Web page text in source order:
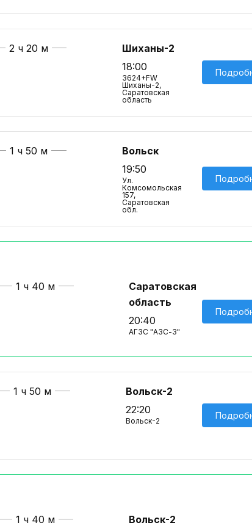
2 ч 20 м
Шиханы-2
18:00
3624+FW
Шиханы-2,
Саратовская
область
1 ч 50 м
Вольск
19:50
Ул.
Комсомольская,
157,
Саратовская
обл.
1 ч 40 м
Саратовская
область
20:40
АГЗС "АЗС-З"
1 ч 50 м
Вольск-2
22:20
Вольск-2
1 ч 40 м
Вольск-2